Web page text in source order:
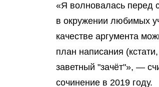
«Я волновалась перед
в окружении любимых
качестве аргумента
план написания
заветный "зачёт"», —
сочинение в 2019 году.